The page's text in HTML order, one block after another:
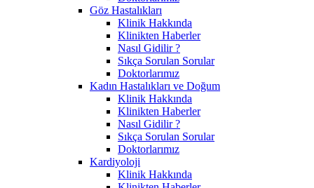
Göz Hastalıkları
Klinik Hakkında
Klinikten Haberler
Nasıl Gidilir ?
Sıkça Sorulan Sorular
Doktorlarımız
Kadın Hastalıkları ve Doğum
Klinik Hakkında
Klinikten Haberler
Nasıl Gidilir ?
Sıkça Sorulan Sorular
Doktorlarımız
Kardiyoloji
Klinik Hakkında